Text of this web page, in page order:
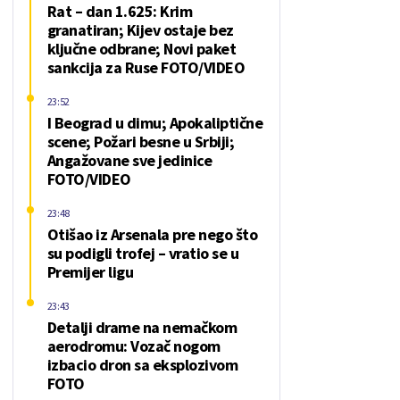
Rat – dan 1.625: Krim
granatiran; Kijev ostaje bez
ključne odbrane; Novi paket
sankcija za Ruse FOTO/VIDEO
I Beograd u dimu; Apokaliptične
scene; Požari besne u Srbiji;
Angažovane sve jedinice
FOTO/VIDEO
23:52
Otišao iz Arsenala pre nego što
su podigli trofej – vratio se u
Premijer ligu
23:48
Detalji drame na nemačkom
aerodromu: Vozač nogom
izbacio dron sa eksplozivom
FOTO
23:43